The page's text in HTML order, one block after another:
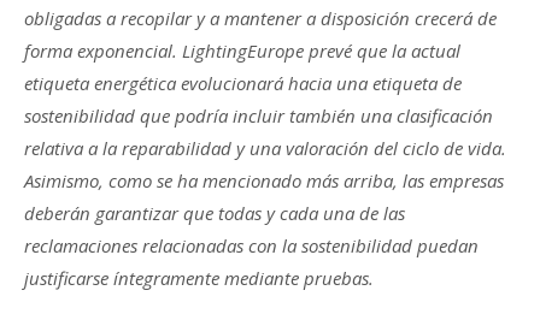
obligadas a recopilar y a mantener a disposición crecerá de
forma exponencial. LightingEurope prevé que la actual
etiqueta energética evolucionará hacia una etiqueta de
sostenibilidad que podría incluir también una clasificación
relativa a la reparabilidad y una valoración del ciclo de vida.
Asimismo, como se ha mencionado más arriba, las empresas
deberán garantizar que todas y cada una de las
reclamaciones relacionadas con la sostenibilidad puedan
justificarse íntegramente mediante pruebas.